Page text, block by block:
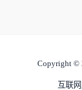
Copyright ©
互联